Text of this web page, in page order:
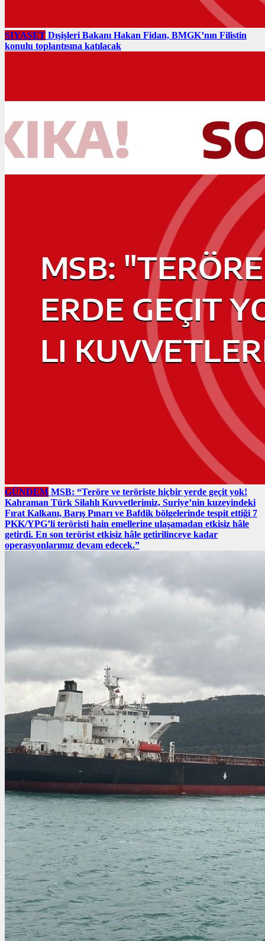
SIYASET Dışişleri Bakanı Hakan Fidan, BMGK’nın Filistin
konulu toplantısına katılacak
GÜNDEM MSB: “Teröre ve teröriste hiçbir yerde geçit yok!
Kahraman Türk Silahlı Kuvvetlerimiz, Suriye’nin kuzeyindeki
Fırat Kalkanı, Barış Pınarı ve Bafdik bölgelerinde tespit ettiği 7
PKK/YPG’li teröristi hain emellerine ulaşamadan etkisiz hâle
getirdi. En son terörist etkisiz hâle getirilinceye kadar
operasyonlarımız devam edecek.”